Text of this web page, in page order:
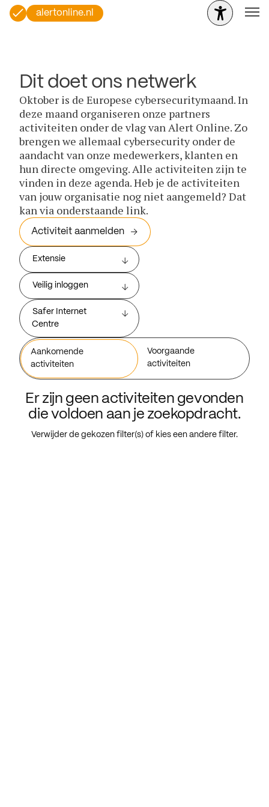
alertonline.nl
Dit doet ons netwerk
Oktober is de Europese cybersecuritymaand. In
deze maand organiseren onze partners
activiteiten onder de vlag van Alert Online. Zo
brengen we allemaal cybersecurity onder de
aandacht van onze medewerkers, klanten en
hun directe omgeving. Alle activiteiten zijn te
vinden in deze agenda. Heb je de activiteiten
van jouw organisatie nog niet aangemeld? Dat
kan via onderstaande link.
Activiteit aanmelden
Extensie
Veilig inloggen
Safer Internet
Centre
Aankomende
activiteiten
Voorgaande
activiteiten
Er zijn geen activiteiten gevonden
die voldoen aan je zoekopdracht.
Verwijder de gekozen filter(s) of kies een andere filter.